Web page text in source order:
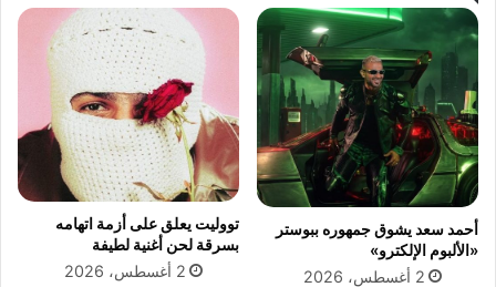
ل
د
ب
ا
ل
ا
س
ت
م
ر
ا
ه
ت
ح
ت
ف
ل
ع
ي
أحمد سعد يشوق جمهوره ببوستر
«الألبوم الإلكترو»
2 أغسطس، 2026
تووليت يعلق على أزمة اتهامه
بسرقة لحن أغنية لطيفة
2 أغسطس، 2026